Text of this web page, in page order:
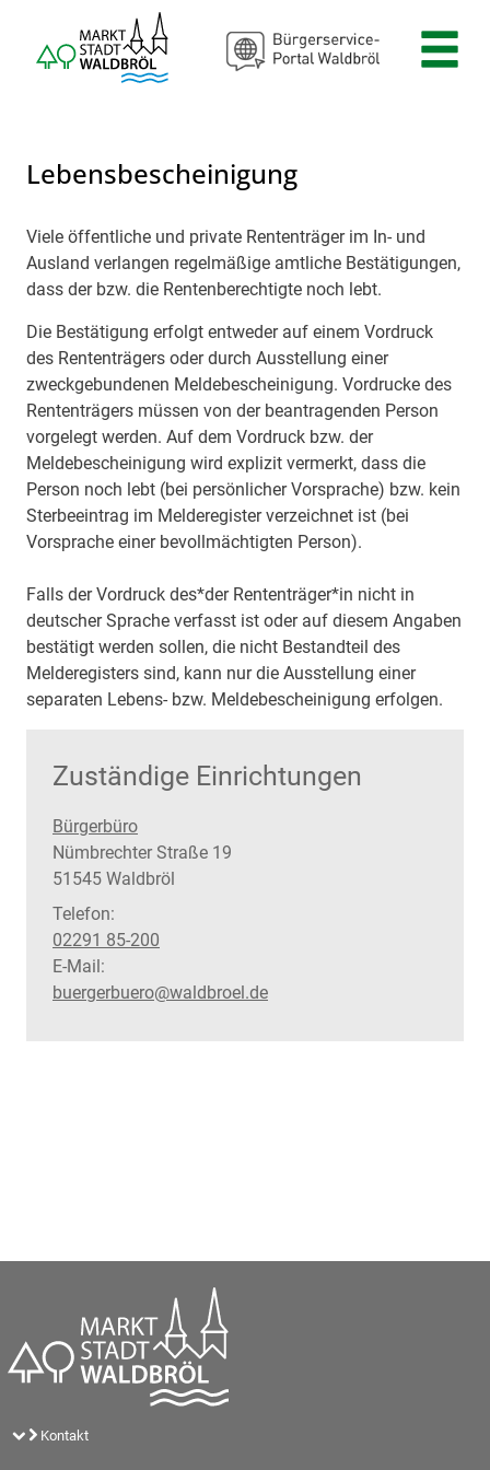
Zum Hauptinhalt springen
Lebensbescheinigung
Beschreibung
Viele öffentliche und private Rententräger im In- und
Ausland verlangen regelmäßige amtliche Bestätigungen,
dass der bzw. die Rentenberechtigte noch lebt.
Die Bestätigung erfolgt entweder auf einem Vordruck
des Rententrägers oder durch Ausstellung einer
zweckgebundenen Meldebescheinigung. Vordrucke des
Rententrägers müssen von der beantragenden Person
vorgelegt werden. Auf dem Vordruck bzw. der
Meldebescheinigung wird explizit vermerkt, dass die
Person noch lebt (bei persönlicher Vorsprache) bzw. kein
Sterbeeintrag im Melderegister verzeichnet ist (bei
Vorsprache einer bevollmächtigten Person).
Falls der Vordruck des*der Rententräger*in nicht in
deutscher Sprache verfasst ist oder auf diesem Angaben
bestätigt werden sollen, die nicht Bestandteil des
Melderegisters sind, kann nur die Ausstellung einer
separaten Lebens- bzw. Meldebescheinigung erfolgen.
Zuständige Einrichtungen
Bürgerbüro
Straße:
Nümbrechter Straße Hausnummer:
19
PLZ:
51545 Ort:
Waldbröl
Telefon:
02291 85-200
E-Mail:
buergerbuero@waldbroel.de
Kontakt